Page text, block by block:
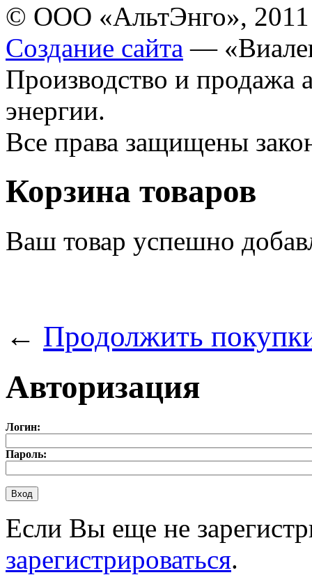
© ООО «АльтЭнго», 2011
Создание сайта —
Производство и продажа
энергии.
Все права защищены
Корзина товаров
Ваш товар успешно
← Продолжить
Авторизация
Логин:
Пароль:
Если Вы еще не
зарегистрироваться.